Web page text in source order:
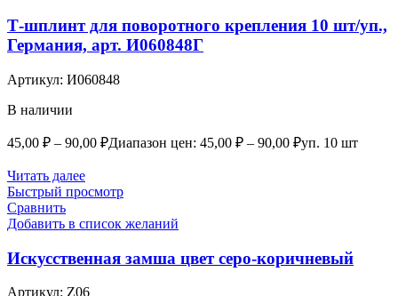
Т-шплинт для поворотного крепления 10 шт/уп.,
Германия, арт. И060848Г
Артикул: И060848
В наличии
45,00 ₽ – 90,00 ₽Диапазон цен: 45,00 ₽ – 90,00 ₽уп. 10 шт
Читать далее
Быстрый просмотр
Сравнить
Добавить в список желаний
Искусственная замша цвет серо-коричневый
Артикул: Z06